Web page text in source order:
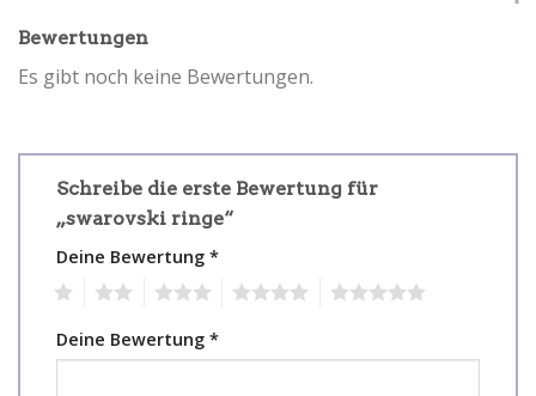
Bewertungen
Es gibt noch keine Bewertungen.
Schreibe die erste Bewertung für
„swarovski ringe“
Deine Bewertung *
Deine Bewertung *